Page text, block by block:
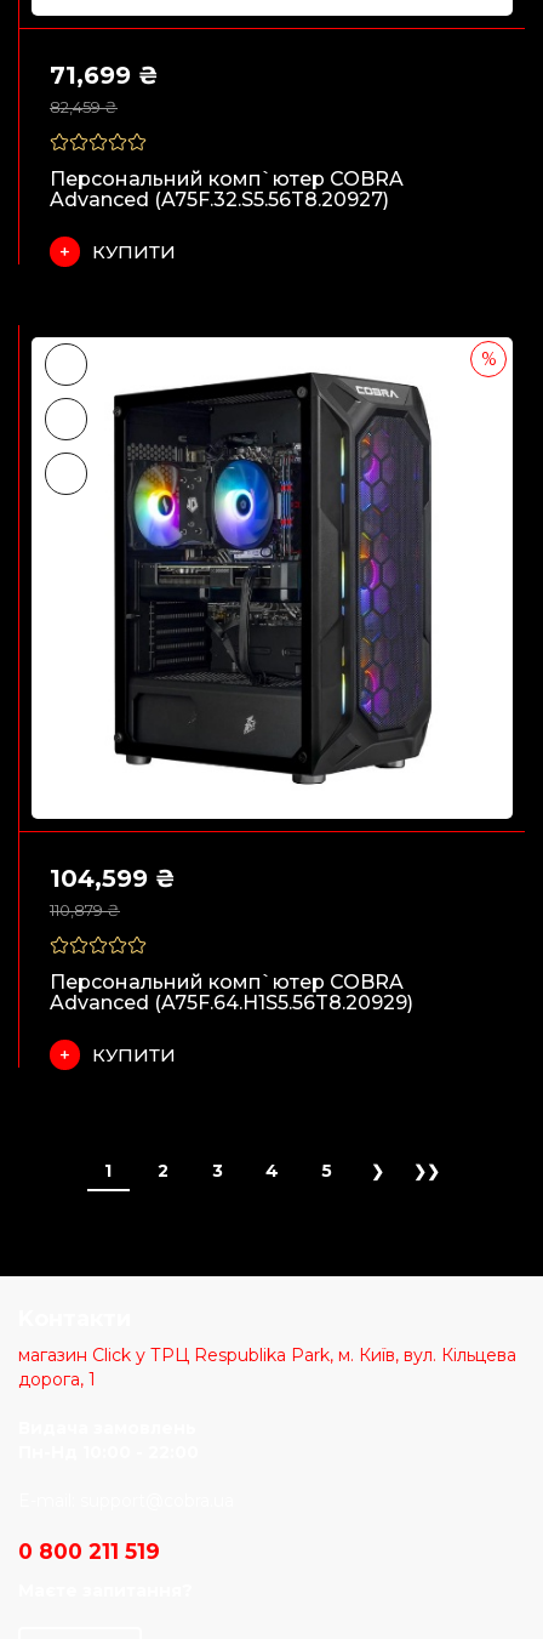
82,459 ₴
71,699 ₴
Персональний комп`ютер COBRA
Advanced (A75F.32.S5.56T8.20927)
КУПИТИ
110,879 ₴
104,599 ₴
Персональний комп`ютер COBRA
Advanced (A75F.64.H1S5.56T8.20929)
КУПИТИ
1 2 3 4 5
магазин Click у ТРЦ Respublika Park, м. Київ, вул. Кільцева
дорога, 1
0 800 211 519